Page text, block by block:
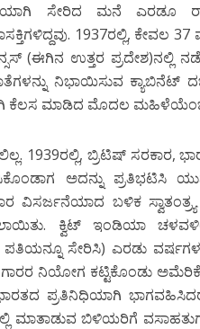
ಸೇರಿದ ಮನೆ ಎರಡೂ
1937ರಲ್ಲಿ, ಕೇವಲ
(ಈಗಿನ ಉತ್ತರ ಪ್ರದೇಶ)ನಲ್ಲಿ
ನಿಭಾಯಿಸುವ
ಕೆಲಸ ಮಾಡಿದ ಮೊದಲ
1939ರಲ್ಲಿ, ಬ್ರಿಟಿಷ್ ಸರಕಾರ,
ಅದನ್ನು ಪ್ರತಿಭಟಿಸಿ
ವಿಸರ್ಜನೆಯಾದ ಬಳಿಕ
ಕ್ವಿಟ್ ಇಂಡಿಯಾ
ಸೇರಿಸಿ) ಎರಡು
ನಿಯೋಗ ಕಟ್ಟಿಕೊಂಡು
ಪ್ರತಿನಿಧಿಯಾಗಿ
ಮಾತಾಡುವ ಬಿಳಿಯರಿಗೆ